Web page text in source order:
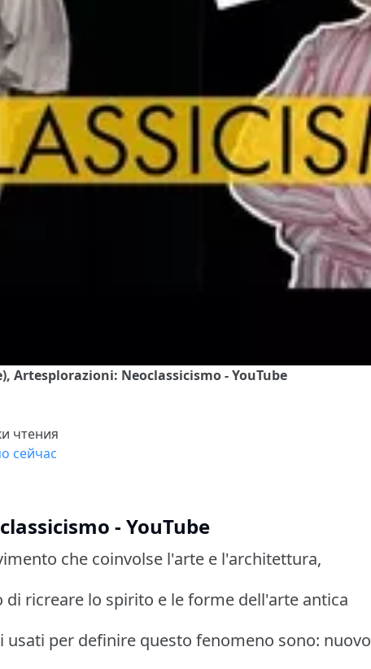
Artesplorazioni: Neoclassicismo - YouTube
чтения
сейчас
- YouTube
che coinvolse l'arte e l'architettura,
di ricreare lo spirito e le forme dell'arte antica
per definire questo fenomeno sono: nuovo